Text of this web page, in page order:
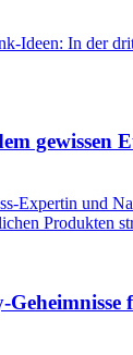
gewissen